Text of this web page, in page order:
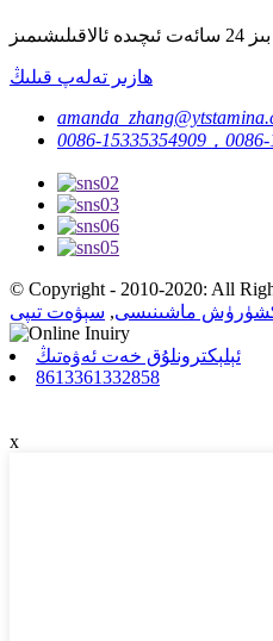
ھازىر تەلەپ قىلىڭ
0086-15335354909，
© Copyright - 2010-2020: All
ماشىنىسى,
ئېلېكترونلۇق خەت ئەۋەتىڭ
8613361332858
x